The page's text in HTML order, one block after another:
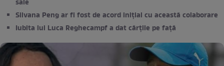
sale
Silvana Peng ar fi fost de acord inițial cu această colaborare
Iubita lui Luca Reghecampf a dat cărțile pe față